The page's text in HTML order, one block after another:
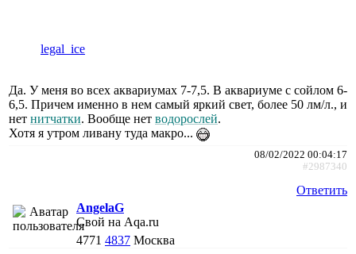
legal_ice
Да. У меня во всех аквариумах 7-7,5. В аквариуме с сойлом 6-
6,5. Причем именно в нем самый яркий свет, более 50 лм/л., и
нет нитчатки. Вообще нет водорослей.
Хотя я утром ливану туда макро...
08/02/2022 00:04:17
#2987340
Ответить
AngelaG
Свой на Aqa.ru
4771 4837 Москва